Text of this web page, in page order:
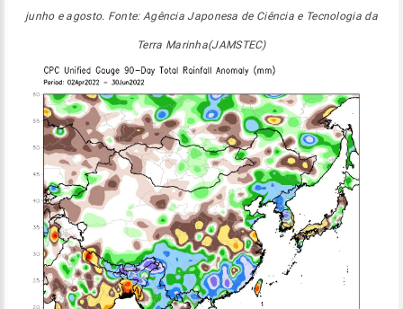
junho e agosto. Fonte: Agência Japonesa de Ciência e Tecnologia da
Terra Marinha(JAMSTEC)